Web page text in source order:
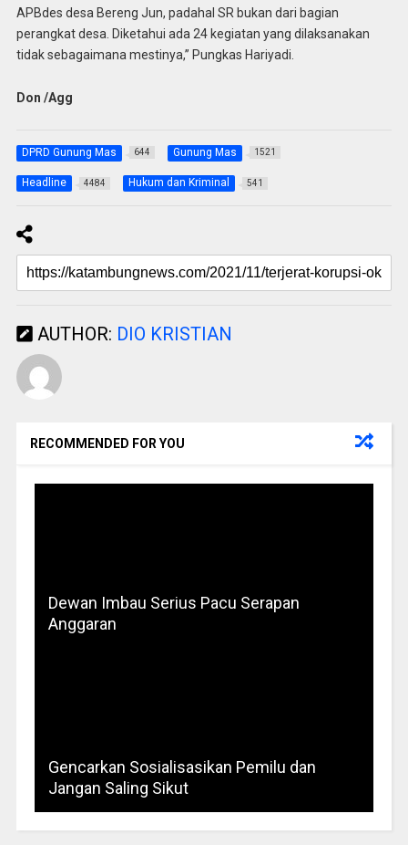
APBdes desa Bereng Jun, padahal SR bukan dari bagian
perangkat desa. Diketahui ada 24 kegiatan yang dilaksanakan
tidak sebagaimana mestinya,” Pungkas Hariyadi.
Don /Agg
DPRD Gunung Mas 644 Gunung Mas 1521
Headline 4484 Hukum dan Kriminal 541
AUTHOR: DIO KRISTIAN
RECOMMENDED FOR YOU
Dewan Imbau Serius Pacu Serapan
Anggaran
Gencarkan Sosialisasikan Pemilu dan
Jangan Saling Sikut